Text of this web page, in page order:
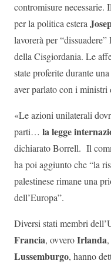
contromisure
per la politica estera
lavorerà per
della Cisgiordania. Le
state proferite durante
aver parlato con i
«Le azioni unilaterali
parti… la legge
dichiarato Borrell. Il
ha poi aggiunto che “la
palestinese rimane una
dell’Europa”.
Diversi stati membri
Francia, ovveroIrlanda,
Lussemburgo, hanno